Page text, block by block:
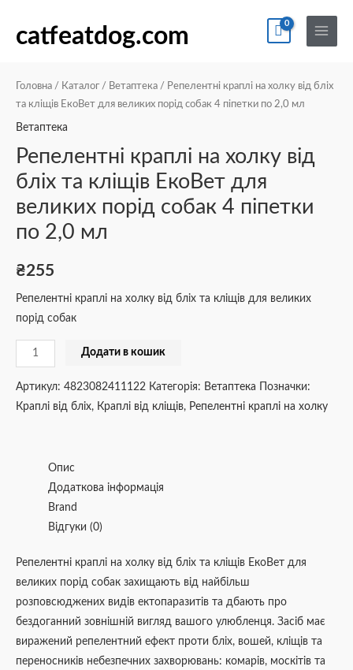
catfeatdog.com
Main
Menu
Головна / Каталог / Ветаптека / Репелентні краплі на холку від бліх
та кліщів ЕкоВет для великих порід собак 4 піпетки по 2,0 мл
Ветаптека
Репелентні краплі на холку від
бліх та кліщів ЕкоВет для
великих порід собак 4 піпетки
по 2,0 мл
₴255
Репелентні краплі на холку від бліх та кліщів для великих
порід собак
Репелентні
краплі
холку
від
бліх
кліщів
ЕкоВет
для
великих
порід
піпетки
по
2,0
кількість
Додати в кошик
Артикул: 4823082411122 Категорія: Ветаптека
Позначки:
Краплі від бліх, Краплі від кліщів, Репелентні краплі на холку
Опис
Додаткова інформація
Brand
Відгуки (0)
Репелентні краплі на холку від бліх та кліщів ЕкоВет для
великих порід собак захищають від найбільш
розповсюджених видів ектопаразитів та дбають про
бездоганний зовнішній вигляд вашого улюбленця. Засіб має
виражений репелентний ефект проти бліх, вошей, кліщів та
переносників небезпечних захворювань: комарів, москітів та